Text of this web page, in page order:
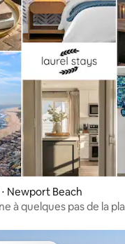
Newport Beach
à quelques pas de la